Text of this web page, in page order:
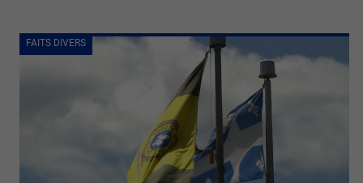
FAITS DIVERS